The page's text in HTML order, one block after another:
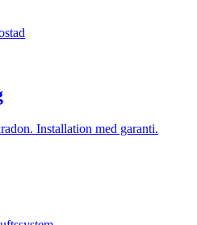
Installation med garanti.